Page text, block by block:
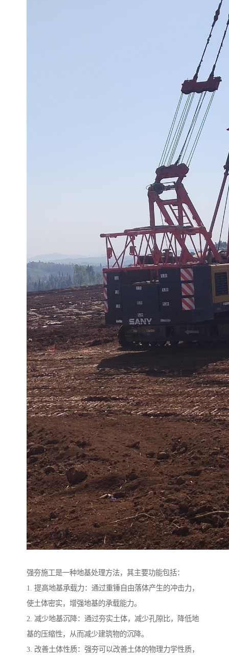
强夯施工是一种地基处理方法，其主要功能包括：
1. 提高地基承载力：通过重锤自由落体产生的冲击力，
使土体密实，增强地基的承载能力。
2. 减少地基沉降：通过夯实土体，减少孔隙比，降低地
基的压缩性，从而减少建筑物的沉降。
3. 改善土体性质：强夯可以改善土体的物理力学性质，